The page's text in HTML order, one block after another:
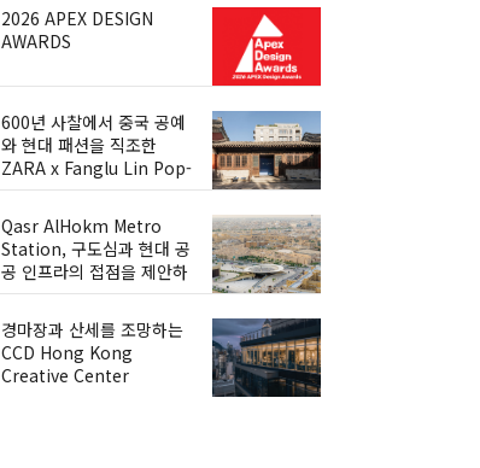
2026 APEX DESIGN
AWARDS
600년 사찰에서 중국 공예
와 현대 패션을 직조한
ZARA x Fanglu Lin Pop-
Up
Qasr AlHokm Metro
Station, 구도심과 현대 공
공 인프라의 접점을 제안하
다
경마장과 산세를 조망하는
CCD Hong Kong
Creative Center